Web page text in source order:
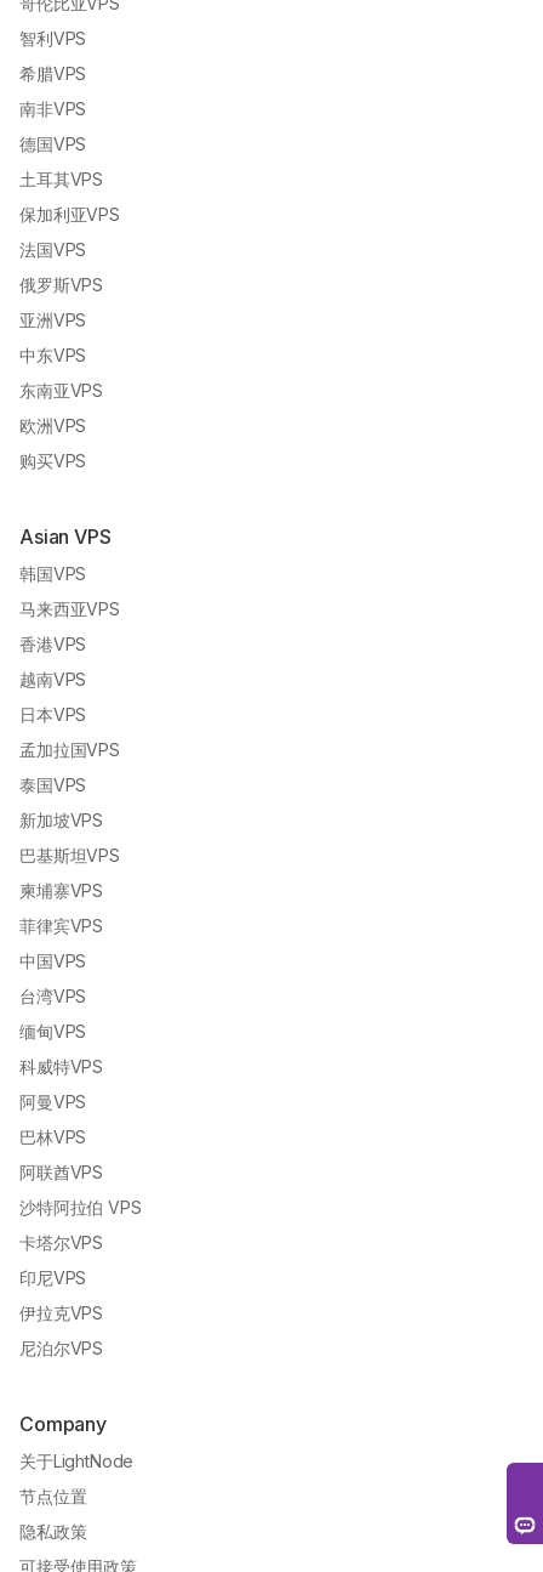
智利VPS
希腊VPS
南非VPS
德国VPS
土耳其VPS
保加利亚VPS
法国VPS
俄罗斯VPS
亚洲VPS
中东VPS
东南亚VPS
欧洲VPS
购买VPS
Asian VPS
韩国VPS
马来西亚VPS
香港VPS
越南VPS
日本VPS
孟加拉国VPS
泰国VPS
新加坡VPS
巴基斯坦VPS
柬埔寨VPS
菲律宾VPS
中国VPS
台湾VPS
缅甸VPS
科威特VPS
阿曼VPS
巴林VPS
阿联酋VPS
沙特阿拉伯 VPS
卡塔尔VPS
印尼VPS
伊拉克VPS
尼泊尔VPS
Company
关于LightNode
节点位置
隐私政策
可接受使用政策